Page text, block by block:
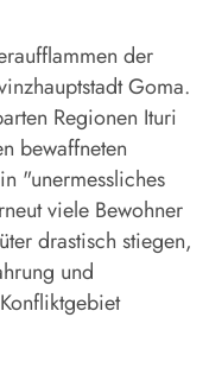
der
Goma.
Regionen Ituri
bewaffneten
"unermessliches
viele Bewohner
drastisch stiegen,
und